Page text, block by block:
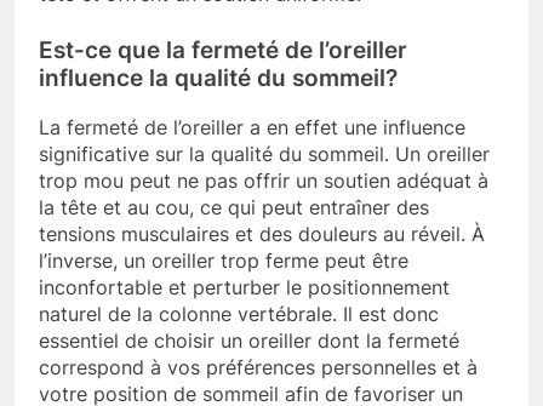
Est-ce que la fermeté de l’oreiller
influence la qualité du sommeil?
La fermeté de l’oreiller a en effet une influence
significative sur la qualité du sommeil. Un oreiller
trop mou peut ne pas offrir un soutien adéquat à
la tête et au cou, ce qui peut entraîner des
tensions musculaires et des douleurs au réveil. À
l’inverse, un oreiller trop ferme peut être
inconfortable et perturber le positionnement
naturel de la colonne vertébrale. Il est donc
essentiel de choisir un oreiller dont la fermeté
correspond à vos préférences personnelles et à
votre position de sommeil afin de favoriser un